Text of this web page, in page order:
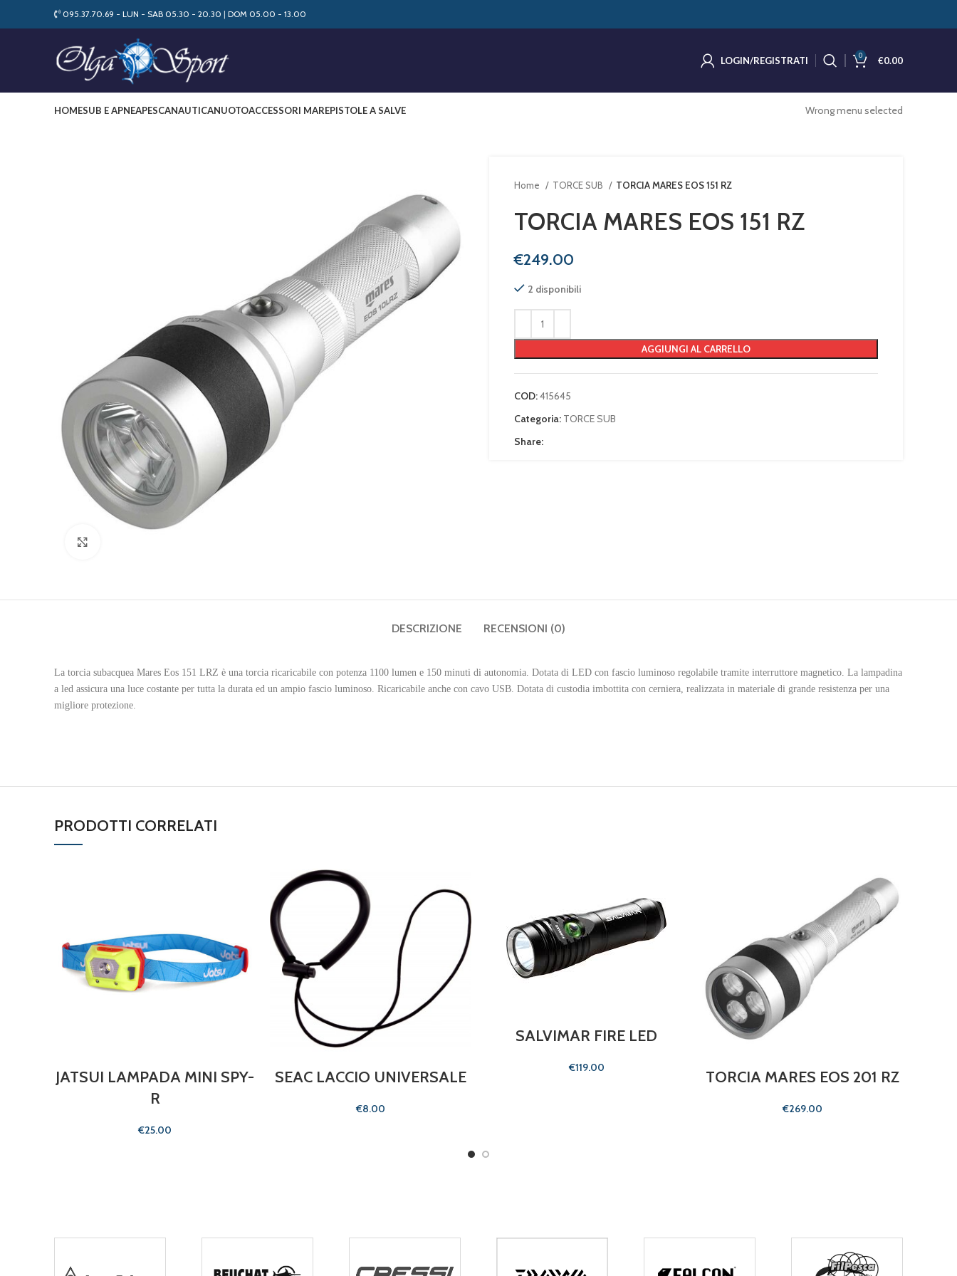
095.37.70.69 - LUN - SAB 05.30 - 20.30 | DOM 05.00 - 13.00
LOGIN/REGISTRATI 0 €0.00
HOMESUB E APNEAPESCANAUTICANUOTOACCESSORI MAREPISTOLE A SALVE Wrong menu selected
Home TORCE SUB TORCIA MARES EOS 151 RZ
TORCIA MARES EOS 151 RZ
€
2 disponibili
AGGIUNGI AL CARRELLO
COD:415645
Categoria: TORCE SUB
Share:
DESCRIZIONE RECENSIONI (0)
La torcia subacquea Mares Eos 151 LRZ è una torcia ricaricabile con potenza 1100 lumen e 150 minuti di autonomia. Dotata di LED con fascio luminoso regolabile tramite interruttore magnetico. La lampadina
a led assicura una luce costante per tutta la durata ed un ampio fascio luminoso. Ricaricabile anche con cavo USB. Dotata di custodia imbottita con cerniera, realizzata in materiale di grande resistenza per una
migliore protezione.
PRODOTTI CORRELATI
JATSUI LAMPADA MINI SPY-
R
€
SEAC LACCIO UNIVERSALE
€
SALVIMAR FIRE LED
€ TORCIA MARES EOS 201 RZ
€